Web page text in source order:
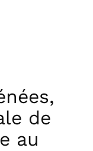
de
au